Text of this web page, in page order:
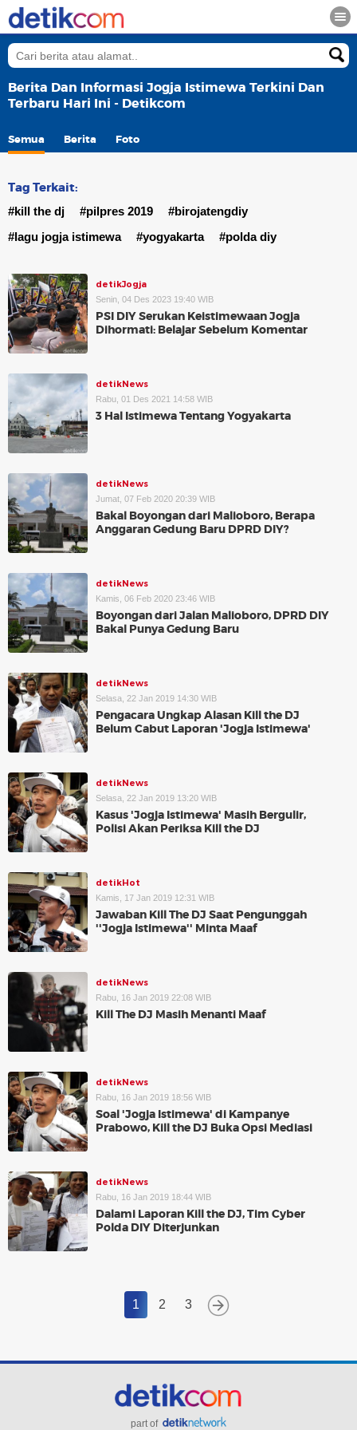
Berita Dan Informasi Jogja Istimewa Terkini Dan
Terbaru Hari Ini - Detikcom
Semua Berita Foto
Tag Terkait:
#kill the dj #pilpres 2019
#birojatengdiy
#lagu jogja istimewa
#yogyakarta #polda diy
detikJogja
Senin, 04 Des 2023 19:40 WIB
PSI DIY Serukan Keistimewaan Jogja
Dihormati: Belajar Sebelum Komentar
detikNews
Rabu, 01 Des 2021 14:58 WIB
3 Hal Istimewa Tentang Yogyakarta
detikNews
Jumat, 07 Feb 2020 20:39 WIB
Bakal Boyongan dari Malioboro, Berapa
Anggaran Gedung Baru DPRD DIY?
detikNews
Kamis, 06 Feb 2020 23:46 WIB
Boyongan dari Jalan Malioboro, DPRD DIY
Bakal Punya Gedung Baru
detikNews
Selasa, 22 Jan 2019 14:30 WIB
Pengacara Ungkap Alasan Kill the DJ
Belum Cabut Laporan 'Jogja Istimewa'
detikNews
Selasa, 22 Jan 2019 13:20 WIB
Kasus 'Jogja Istimewa' Masih Bergulir,
Polisi Akan Periksa Kill the DJ
detikHot
Kamis, 17 Jan 2019 12:31 WIB
Jawaban Kill The DJ Saat Pengunggah
''Jogja Istimewa'' Minta Maaf
detikNews
Rabu, 16 Jan 2019 22:08 WIB
Kill The DJ Masih Menanti Maaf
detikNews
Rabu, 16 Jan 2019 18:56 WIB
Soal 'Jogja Istimewa' di Kampanye
Prabowo, Kill the DJ Buka Opsi Mediasi
detikNews
Rabu, 16 Jan 2019 18:44 WIB
Dalami Laporan Kill the DJ, Tim Cyber
Polda DIY Diterjunkan
1 2 3
part of